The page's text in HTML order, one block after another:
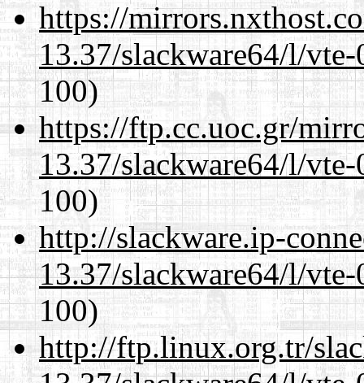
https://
13.37/slackware64/l/
100)
https://ftp.cc.uoc.gr/
13.37/slackware64/l/
100)
http://slackware.ip-
13.37/slackware64/l/
100)
http://ftp.linux.org.tr/